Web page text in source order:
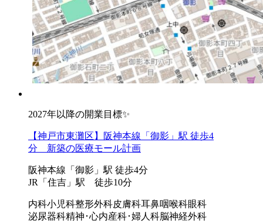
2027年以降の開業目標✨
【神戸市東灘区】阪神本線「御影」駅 徒歩4
分 新築の医療モール計画
阪神本線「御影」駅 徒歩4分
JR「住吉」駅 徒歩10分
内科小児科整形外科皮膚科耳鼻咽喉科眼科
泌尿器科精神･心内産科･婦人科脳神経外科